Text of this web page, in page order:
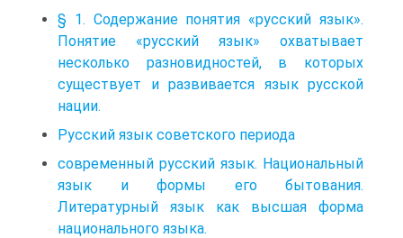
§ 1. Содержание понятия «русский язык».
Понятие «русский язык» охватывает
несколько разновидностей, в которых
существует и развивается язык русской
нации.
Русский язык советского периода
современный русский язык. Национальный
язык и формы его бытования.
Литературный язык как высшая форма
национального языка.